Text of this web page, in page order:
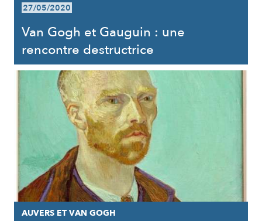
27/05/2020
Van Gogh et Gauguin : une
rencontre destructrice
AUVERS ET VAN GOGH